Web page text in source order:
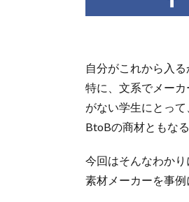
自分がこれから入
特に、文系でメー
がない学生にとっ
BtoBの商材ともな
今回はそんなわか
素材メーカーを事例